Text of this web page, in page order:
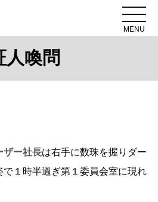
MENU
人喚問
ー社長は右手に数珠を握りダー
で１時半過ぎ第１委員会室に現れ